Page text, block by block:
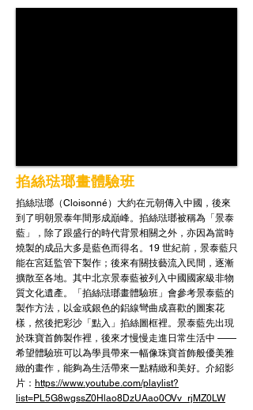
掐絲琺瑯畫體驗班
掐絲琺瑯（Cloisonné）大約在元朝傳入中國，後來
到了明朝景泰年間形成巔峰。掐絲琺瑯被稱為「景泰
藍」，除了跟盛行的時代背景相關之外，亦因為當時
燒製的成品大多是藍色而得名。19 世紀前，景泰藍只
能在宮廷監管下製作；後來有關技藝流入民間，逐漸
擴散至各地。其中北京景泰藍被列入中國國家級非物
質文化遺產。「掐絲琺瑯畫體驗班」會參考景泰藍的
製作方法，以金或銀色的鋁線彎曲成喜歡的圖案花
樣，然後把彩沙「點入」掐絲圖框裡。景泰藍先出現
於珠寶首飾製作裡，後來才慢慢走進日常生活中 ——
希望體驗班可以為學員帶來一幅像珠寶首飾般優美雅
緻的畫作，能夠為生活帶來一點精緻和美好。介紹影
片： https://www.youtube.com/playlist?
list=PL5G8wgssZ0Hlao8DzUAao0OVv_rjMZ0LW